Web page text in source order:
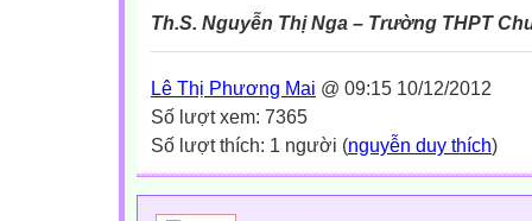
Th.S. Nguyễn Thị Nga – Trường THPT
Lê Thị Phương Mai @ 09:15 10/12/2012
Số lượt xem: 7365
Số lượt thích: 1 người (nguyễn duy thích)